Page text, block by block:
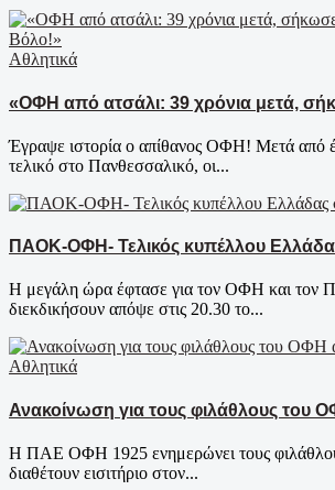
Αθλητικά
«ΟΦΗ από ατσάλι: 39 χρόνια μετά,
Έγραψε ιστορία ο απίθανος ΟΦΗ! Μετά από
τελικό στο Πανθεσσαλικό, οι...
ΠΑΟΚ-ΟΦΗ- Τελικός κυπέλλου
Η μεγάλη ώρα έφτασε για τον ΟΦΗ και
διεκδικήσουν απόψε στις 20.30 το...
Αθλητικά
Ανακοίνωση για τους φιλάθλους του
Η ΠΑΕ ΟΦΗ 1925 ενημερώνει τους
διαθέτουν εισιτήριο στον...